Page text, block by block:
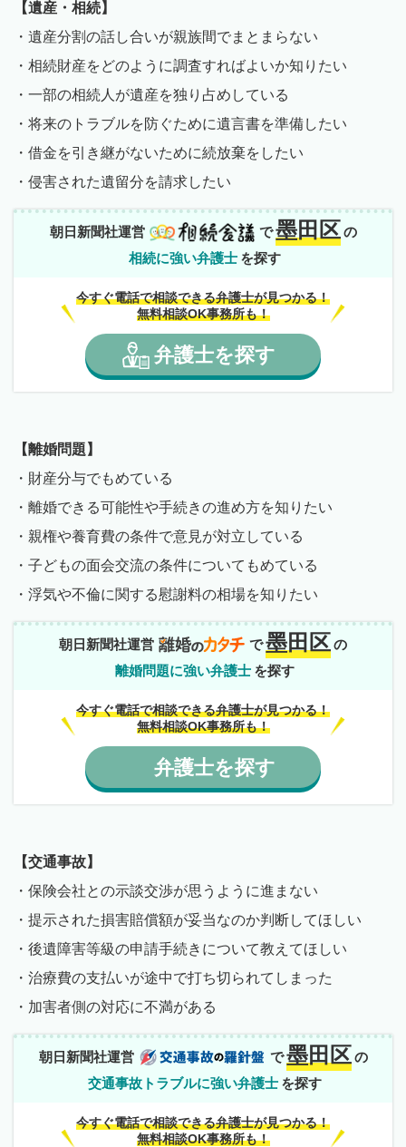
【遺産・相続】
・遺産分割の話し合いが親族間でまとまらない
・相続財産をどのように調査すればよいか知りたい
・一部の相続人が遺産を独り占めしている
・将来のトラブルを防ぐために遺言書を準備したい
・借金を引き継がないために続放棄をしたい
・侵害された遺留分を請求したい
朝日新聞社運営 で 墨田区 の
相続に強い弁護士 を探す
今すぐ電話で相談できる弁護士が見つかる！
無料相談OK事務所も！
弁護士を探す
【離婚問題】
・財産分与でもめている
・離婚できる可能性や手続きの進め方を知りたい
・親権や養育費の条件で意見が対立している
・子どもの面会交流の条件についてもめている
・浮気や不倫に関する慰謝料の相場を知りたい
朝日新聞社運営 で墨田区の
離婚問題に強い弁護士 を探す
今すぐ電話で相談できる弁護士が見つかる！
無料相談OK事務所も！
弁護士を探す
【交通事故】
・保険会社との示談交渉が思うように進まない
・提示された損害賠償額が妥当なのか判断してほしい
・後遺障害等級の申請手続きについて教えてほしい
・治療費の支払いが途中で打ち切られてしまった
・加害者側の対応に不満がある
朝日新聞社運営 で 墨田区 の
交通事故トラブルに強い弁護士 を探す
今すぐ電話で相談できる弁護士が見つかる！
無料相談OK事務所も！